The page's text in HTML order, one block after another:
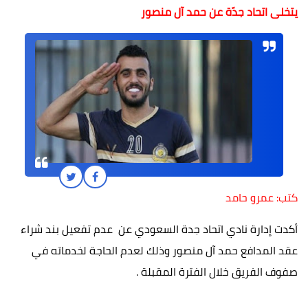
يتخلىاتحاد جدّة عن حمد آل منصور
كتب: عمرو حامد
أكدت إدارة نادي ​اتحاد جدة السعودي عن عدم تفعيل بند شراء
عقد المدافع ​حمد آل منصور وذلك لعدم الحاجة لخدماته في
صفوف الفريق خلال الفترة المقبلة .